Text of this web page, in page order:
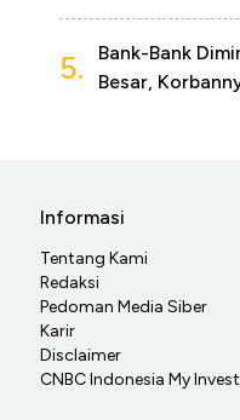
5.
Bank-Bank
Besar,
Informasi
Tentang Kami
Redaksi
Pedoman Media Siber
Karir
Disclaimer
CNBC Indonesia My